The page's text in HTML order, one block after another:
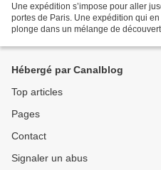
Une expédition s’impose pour aller
portes de Paris. Une expédition qui
plonge dans un mélange de
Hébergé par Canalblog
Top articles
Pages
Contact
Signaler un abus